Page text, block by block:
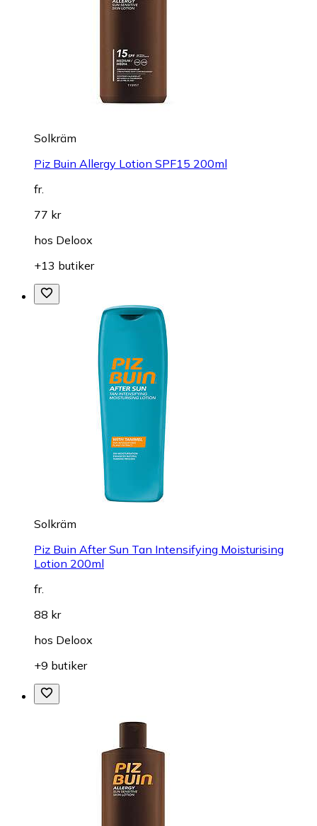
Solkräm
Piz Buin Allergy Lotion SPF15 200ml
fr.
77 kr
hos Deloox
+13 butiker
Solkräm
Piz Buin After Sun Tan Intensifying Moisturising
Lotion 200ml
fr.
88 kr
hos Deloox
+9 butiker